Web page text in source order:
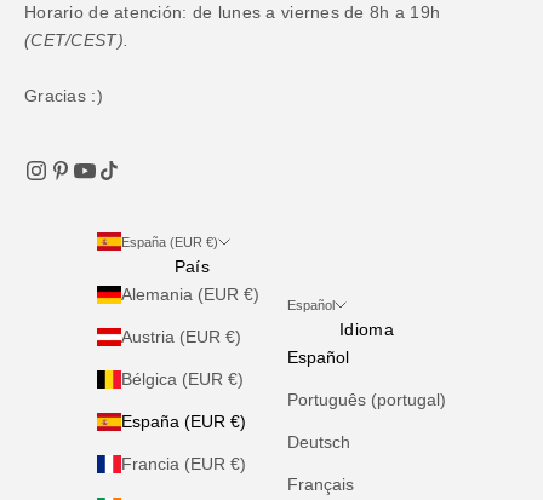
Horario de atención: de lunes a viernes de 8h a 19h
(CET/CEST).
Gracias :)
España (EUR €)
País
Alemania (EUR €)
Austria (EUR €)
Bélgica (EUR €)
España (EUR €)
Francia (EUR €)
Español
Idioma
Español
Português (portugal)
Deutsch
Français